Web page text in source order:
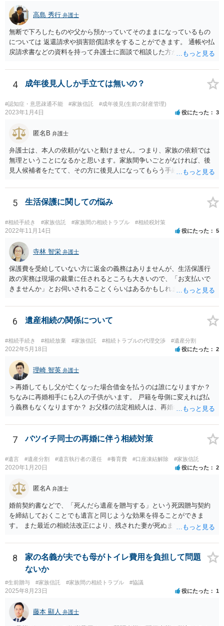
高島 秀行 弁護士
無断で下ろしたものや父から預かっていてそのままになっているもの
については 返還請求や損害賠償請求をすることができます。 通帳や払
戻請求書などの資料を持って弁護士に面談で相談した方がよいと思い
4 成年後見人しか手立ては無いの？
#認知症・意思疎通不能 #家族信託 #成年後見(生前の財産管理)
2023年1月4日 役にたった 3
匿名B 弁護士
弁護士は、本人の依頼がないと動けません。つまり、家族の依頼では
無理ということになるかと思います。家族間争いごとがなければ、後
見人候補者をたてて、その方に後見人になってもらう手続をすすめた
5 生活保護に関しての悩み
#相続手続き #家族信託 #家族間の相続トラブル #相続税対策
2022年11月14日 役にたった 5
寺林 智栄 弁護士
保護費を受給していない方に返金の義務はありませんが、生活保護行
政の実務は現場の裁量に任されるところも大きいので、「お支払いで
きませんか」とお伺いされることくらいはあるかもしれません。 通報
考えてご判断いただくのが良いと思います。
6 遺産相続の関係について
#相続手続き #相続放棄 #家族信託 #相続トラブルの代理交渉 #遺産分割
2022年5月18日 役にたった 2
理崎 智英 弁護士
＞再婚してもし父が亡くなった場合借金を払うのは誰になりますか？
ちなみに再婚相手にも2人の子供がいます。 戸籍を母側に変えれば払
う義務もなくなりますか？ お父様の法定相続人は、再婚相手とご相談
戸籍がどこにあるのかは関係ありません。 ただし、お父様が亡くなっ
たことを知ってから３か月以内に家庭裁判所にて「相続放棄」の手続
7 バツイチ同士の再婚に伴う相続対策
#遺言 #遺産分割 #遺言執行者の選任 #養育費 #口座凍結解除 #家族信託
2020年1月20日 役にたった 2
匿名A 弁護士
婚前契約書などで、「死んだら遺産を贈与する」という死因贈与契約
を締結しておくことでも遺言と同じような効果を得ることができま
す。 また最近の相続法改正により、残された妻が死ぬまで家に住み続
で、その制度を活用する方法も考えられます。 もし契約書の作成まで
視野に入れておられる場合は、お近くの弁護士、できれば相続に強い
弁護士にご相談なさるとよいでしょう。
8
家の名義が夫でも母がトイレ費用を負担して問題
ないか
#生前贈与 #家族信託 #家族間の相続トラブル #協議
2025年8月23日 役にたった 1
藤本 顯人 弁護士